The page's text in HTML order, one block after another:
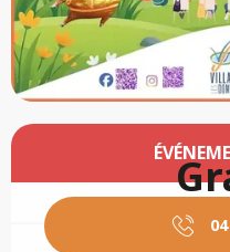
Ouverture et